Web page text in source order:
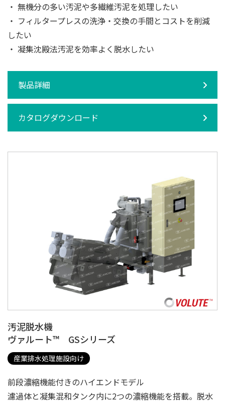
・ 無機分の多い汚泥や多繊維汚泥を処理したい
・ フィルタープレスの洗浄・交換の手間とコストを削減
したい
・ 凝集沈殿法汚泥を効率よく脱水したい
製品詳細
カタログダウンロード
汚泥脱水機
ヴァルート™ GSシリーズ
産業排水処理施設向け
前段濃縮機能付きのハイエンドモデル
濾過体と凝集混和タンク内に2つの濃縮機能を搭載。脱水